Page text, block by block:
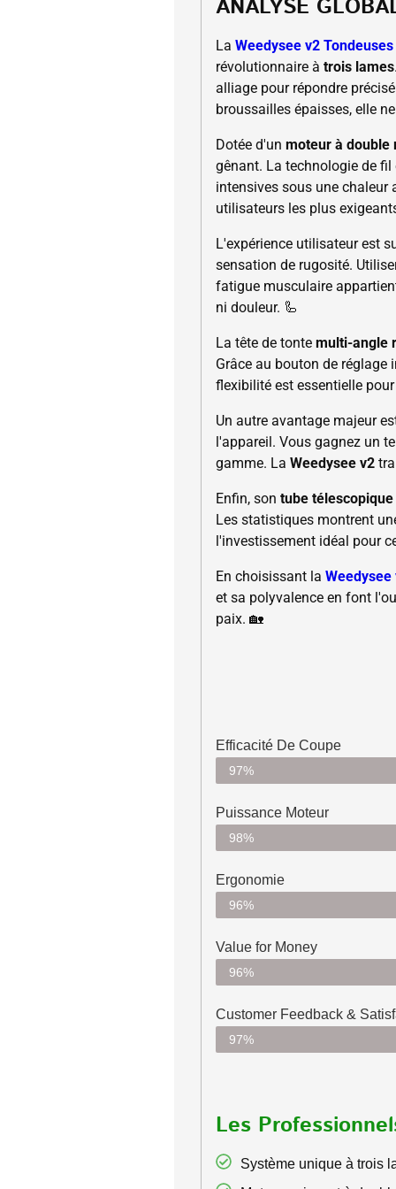
ANALYSE
La Weedysee v2
révolutionnaire à trois lames
alliage pour répondre
broussailles épaisses, elle
Dotée d'un moteur à double
gênant. La technologie de
intensives sous une chaleur
utilisateurs les plus
L'expérience utilisateur est
sensation de rugosité.
fatigue musculaire
ni douleur. 🦾
La tête de tonte multi-angle
Grâce au bouton de
flexibilité est essentielle
Un autre avantage majeur
l'appareil. Vous gagnez un
gamme. La Weedysee v2
Enfin, son tube télescopique
Les statistiques montrent
l'investissement idéal pour
En choisissant la Weedysee
et sa polyvalence en font
paix. 🏡
Efficacité De Coupe
97%
Puissance Moteur
98%
Ergonomie
96%
Value for Money
96%
Customer Feedback &
97%
Les
Système unique à trois